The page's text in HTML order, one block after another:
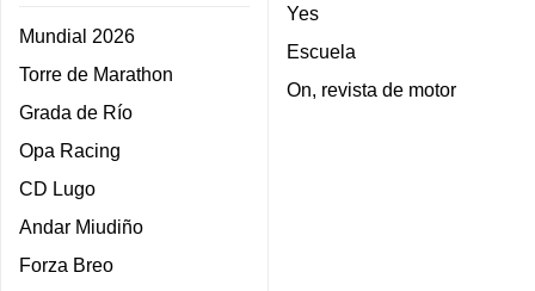
Mundial 2026
Torre de Marathon
Grada de Río
Opa Racing
CD Lugo
Andar Miudiño
Forza Breo
Yes
Escuela
On, revista de motor